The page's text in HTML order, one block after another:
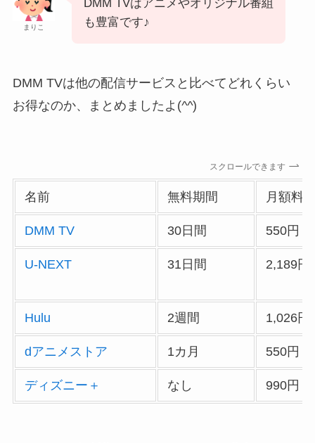
まりこ
DMM TVはアニメやオリジナル番組
も豊富です♪
DMM TVは他の配信サービスと比べてどれくらい
お得なのか、まとめましたよ(^^)
スクロールできます
名前 無料期間 月額料
DMM TV 30日間 550円
U-NEXT 31日間 2,189円
Hulu 2週間 1,026円
dアニメストア 1カ月 550円
ディズニー＋ なし 990円